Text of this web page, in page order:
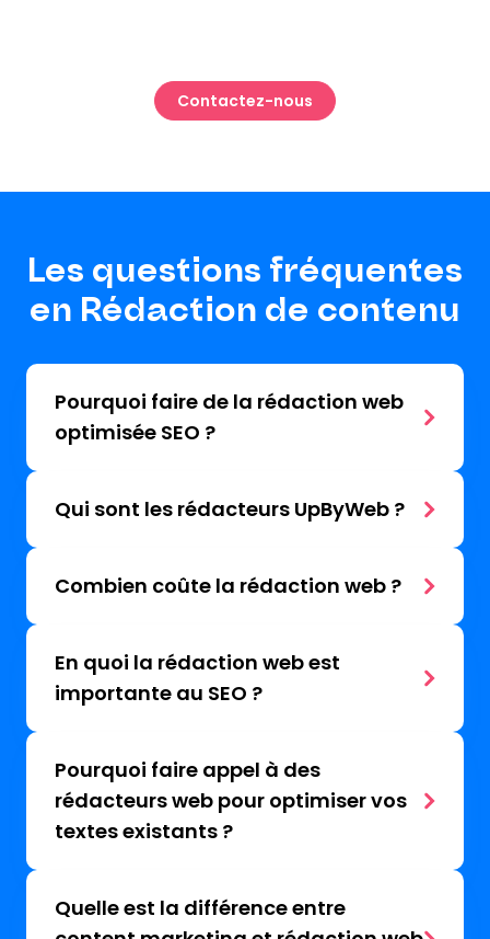
Contactez-nous
Les questions fréquentes
en Rédaction de contenu
Pourquoi faire de la rédaction web
optimisée SEO ?
Qui sont les rédacteurs UpByWeb ?
Combien coûte la rédaction web ?
En quoi la rédaction web est
importante au SEO ?
Pourquoi faire appel à des
rédacteurs web pour optimiser vos
textes existants ?
Quelle est la différence entre